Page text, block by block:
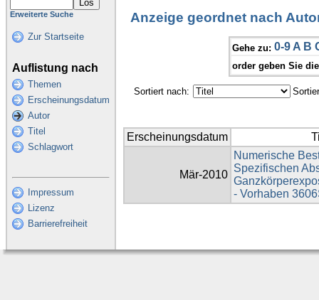
Erweiterte Suche
Zur Startseite
Auflistung nach
Themen
Erscheinungsdatum
Autor
Titel
Schlagwort
Impressum
Lizenz
Barrierefreiheit
Anzeige geordnet nach
Gehe zu: 0-9 A B
order geben Sie
Sortiert nach:
Erscheinungsdatum
Mär-2010
Numerische
Spezifischen
- Vorhaben